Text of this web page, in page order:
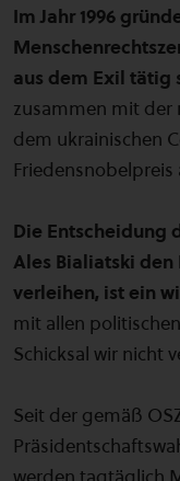
Im Jahr 1996
aus dem Exil tätig
zusammen mit der
dem ukrainischen
Friedensnobelpreis
Die Entscheidung
Ales Bialiatski den
verleihen, ist ein
mit allen
Schicksal wir nicht
Seit der gemäß